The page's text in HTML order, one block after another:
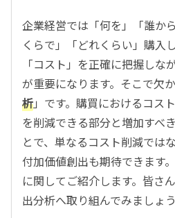
CRM／営業支援／Eコマース
DX（2025年の崖）／クラウ
データ分析／BI
ガバナンス／リスク管理
BPR／業務改善
企業経営では「何を」「誰か
くらで」「どれくらい」購入
「コスト」を正確に把握しな
が重要になります。そこで欠
析」です。購買におけるコス
を削減できる部分と増加すべ
とで、単なるコスト削減では
付加価値創出も期待できます
に関してご紹介します。皆さ
出分析へ取り組んでみましょう